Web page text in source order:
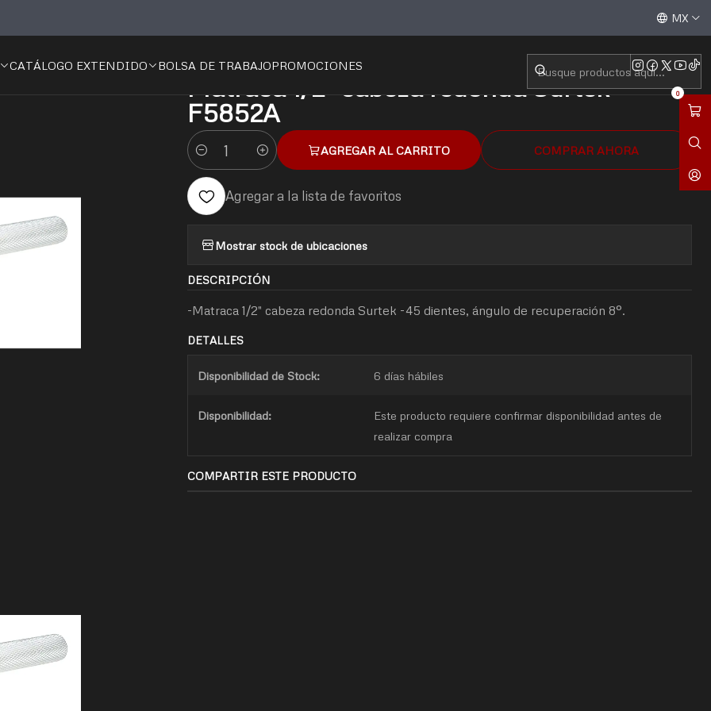
CATÁLOGO EXTENDIDO BOLSA DE TRABAJOPROMOCIONES
0
Aceptamos todas las tarjetas de crédito / débito y
MX
|
Matraca 1/2" cabeza redonda Surtek
F5852A
Cantidad
AGREGAR AL CARRITO COMPRAR AHORA
Agregar a la lista de favoritos
Mostrar stock de ubicaciones
DESCRIPCIÓN
-Matraca 1/2" cabeza redonda Surtek -45 dientes, ángulo de recuperación 8°.
DETALLES
Disponibilidad de Stock: 6 días hábiles
Disponibilidad:
Este producto requiere confirmar disponibilidad antes de
realizar compra
COMPARTIR ESTE PRODUCTO